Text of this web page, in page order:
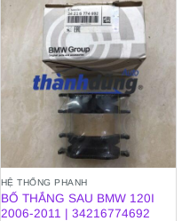
HỆ THỐNG PHANH
BỐ THẮNG SAU BMW 120I
2006-2011 | 34216774692